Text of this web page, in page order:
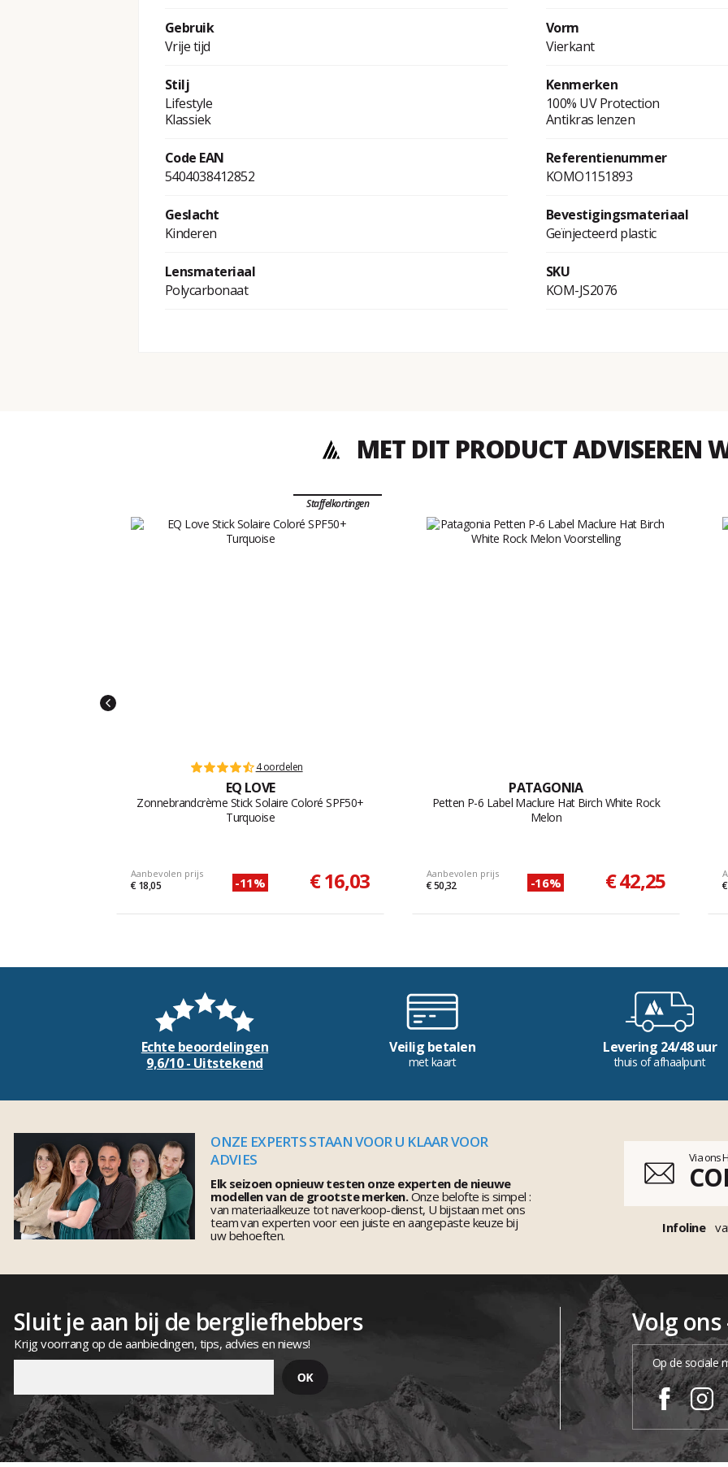
Gebruik
Vrije tijd
Vorm
Vierkant
Stilj
Lifestyle
Klassiek
Kenmerken
100% UV Protection
Antikras lenzen
Code EAN
5404038412852
Referentienummer
KOMO1151893
Geslacht
Kinderen
Bevestigingsmateriaal
Geïnjecteerd plastic
Lensmateriaal
Polycarbonaat
SKU
KOM-JS2076
MET DIT PRODUCT ADVISEREN
Staffelkortingen
4 oordelen
EQ LOVE
Zonnebrandcrème Stick Solaire Coloré SPF50+
Turquoise
Aanbevolen prijs
€ 18,05 -11% € 16,03
PATAGONIA
Petten P-6 Label Maclure Hat Birch White Rock
Melon
Aanbevolen prijs
€ 50,32 -16% € 42,25
Echte beoordelingen
9,6/10 - Uitstekend
Veilig betalen
met kaart
Levering 24/48 uur
thuis of afhaalpunt
ONZE EXPERTS STAAN VOOR U KLAAR VOOR
ADVIES
Elk seizoen opnieuw testen onze experten de nieuwe
modellen van de grootste merken.Onze belofte is simpel :
van materiaalkeuze tot naverkoop-dienst, U bijstaan met ons
team van experten voor een juiste en aangepaste keuze bij
uw behoeften.
Via ons
Infoline
Sluit je aan bij de bergliefhebbers
Krijg voorrang op de aanbiedingen, tips, advies en niews!
Volg
Op de sociale